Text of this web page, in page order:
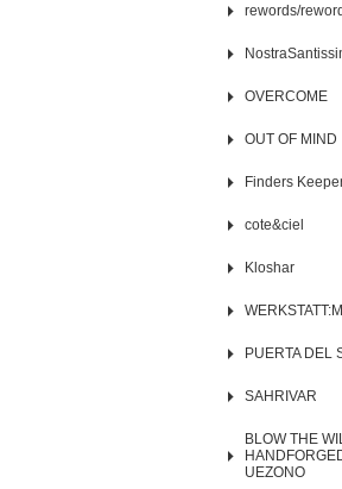
rewords/
OVERCOME
OUT OF MIND
Finders
cote&ciel
Kloshar
PUERTA DEL
SAHRIVAR
BLOW THE
UEZONO